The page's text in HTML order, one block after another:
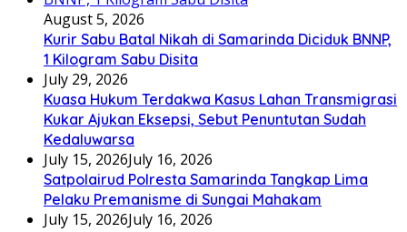
August 5, 2026
Kurir Sabu Batal Nikah di Samarinda Diciduk BNNP,
1 Kilogram Sabu Disita
July 29, 2026
Kuasa Hukum Terdakwa Kasus Lahan Transmigrasi
Kukar Ajukan Eksepsi, Sebut Penuntutan Sudah
Kedaluwarsa
July 15, 2026July 16, 2026
Satpolairud Polresta Samarinda Tangkap Lima
Pelaku Premanisme di Sungai Mahakam
July 15, 2026July 16, 2026